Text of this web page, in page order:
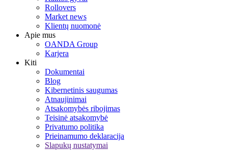
Rollovers
Market news
Klientų nuomonė
Apie mus
OANDA Group
Karjera
Kiti
Dokumentai
Blog
Kibernetinis saugumas
Atnaujinimai
Atsakomybės ribojimas
Teisinė atsakomybė
Privatumo politika
Prieinamumo deklaracija
Slapukų nustatymai